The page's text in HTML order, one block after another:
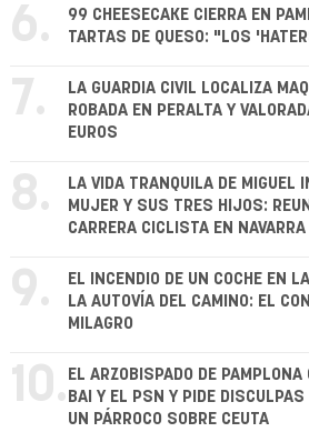
6.
99 CHEESECAKE CIERRA EN
TARTAS DE QUESO: "LOS
7.
LA GUARDIA CIVIL LOCALIZA
ROBADA EN PERALTA Y
EUROS
8.
LA VIDA TRANQUILA DE MIGUEL
MUJER Y SUS TRES HIJOS:
CARRERA CICLISTA EN NAVARRA
9.
EL INCENDIO DE UN COCHE EN
LA AUTOVÍA DEL CAMINO: EL
MILAGRO
10. EL ARZOBISPADO DE
BAI Y EL PSN Y PIDE
UN PÁRROCO SOBRE CEUTA